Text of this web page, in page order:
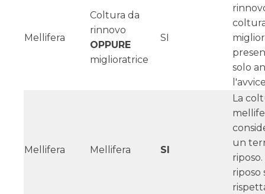
Mellifera
Coltura da
rinnovo
OPPURE
miglioratrice
SI
solo
Mellifera Mellifera SI
La
un
riposo